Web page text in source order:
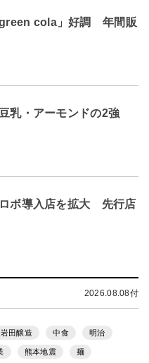
green cola」好調 年間販
乳・アーモンドの2強
ロボ導入店を拡大 先行店
2026.08.08付
岩田醸造 中食 明治
熊本地震 麺